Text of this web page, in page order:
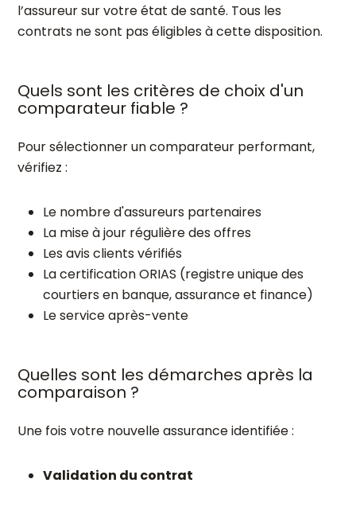
l’assureur sur votre état de santé. Tous les
contrats ne sont pas éligibles à cette disposition.
Quels sont les critères de choix d'un
comparateur fiable ?
Pour sélectionner un comparateur performant,
vérifiez :
Le nombre d'assureurs partenaires
La mise à jour régulière des offres
Les avis clients vérifiés
La certification ORIAS (registre unique des
courtiers en banque, assurance et finance)
Le service après-vente
Quelles sont les démarches après la
comparaison ?
Une fois votre nouvelle assurance identifiée :
Validation du contrat